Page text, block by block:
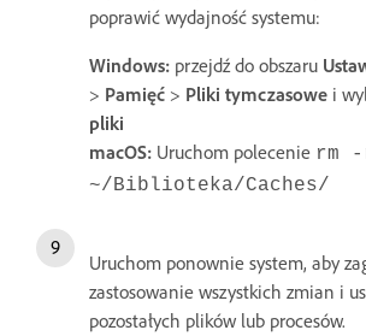
poprawić wydajność systemu:
Windows: przejdź do obszaru
> Pamięć > Pliki tymczasowe i
pliki
macOS: Uruchom polecenie rm
~/Biblioteka/Caches/
Uruchom ponownie system, aby
zastosowanie wszystkich zmian i
pozostałych plików lub procesów.